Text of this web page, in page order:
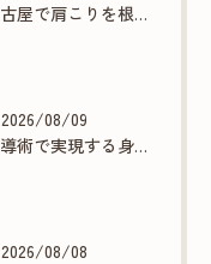
名古屋で肩こりを根本改善する接骨院の施術法
2026/08/09
気導術で実現する身体と心の根本ケアとは
2026/08/08